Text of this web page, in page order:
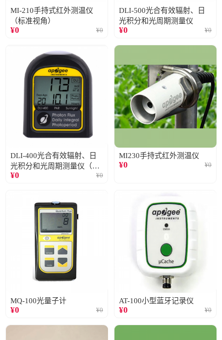
MI-210手持式红外测温仪
（标准视角）
¥0 ¥0
DLI-500光合有效辐射、日
光积分和光周期测量仪
¥0 ¥0
DLI-400光合有效辐射、日
光积分和光周期测量仪（仅
阳光）
¥0 ¥0
MI230手持式红外测温仪
¥0 ¥0
MQ-100光量子计
¥0 ¥0
AT-100小型蓝牙记录仪
¥0 ¥0